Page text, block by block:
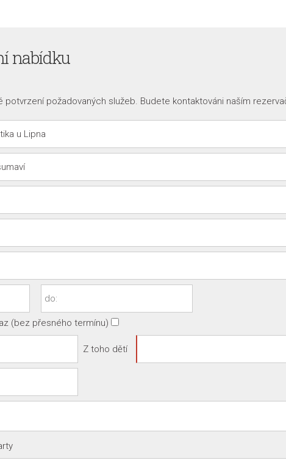
nabídku
potvrzení požadovaných služeb. Budete kontaktováni naším
(bez přesného termínu)
Z toho dětí